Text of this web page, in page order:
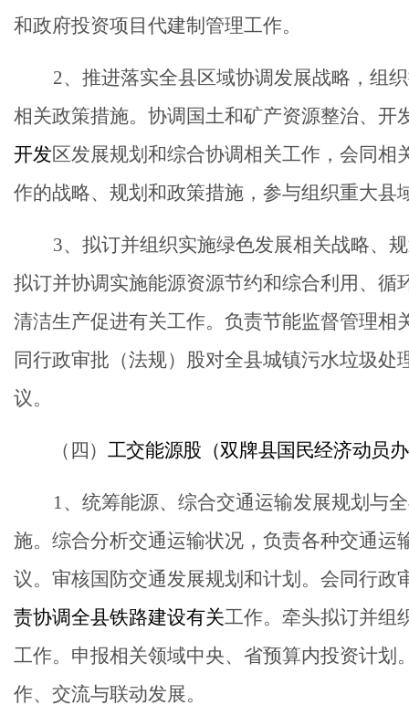
和政府投资项目代建制管理工作。
2、推进落实全县区域协调发展战略，组
相关政策措施。协调国土和矿产资源整治、
开发区发展规划和综合协调相关工作，会同
作的战略、规划和政策措施，参与组织重大县
3、拟订并组织实施绿色发展相关战略、
拟订并协调实施能源资源节约和综合利用、
清洁生产促进有关工作。负责节能监督管理
同行政审批（法规）股对全县城镇污水垃圾
议。
（ 四） 工交能源股（双牌县国民经济动员
1、统筹能源、综合交通运输发展规划与
施。综合分析交通运输状况，负责各种交通
议。审核国防交通发展规划和计划。会同行政
责协调全县铁路建设有关工作。牵头拟订并组
工作。申报相关领域中央、 省预算内投资计划
作、交流与联动发展。